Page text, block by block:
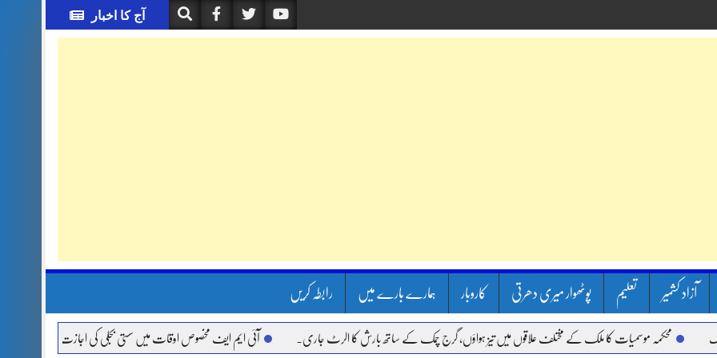
آج کا اخبار
آزاد کشمیر تعلیم پوٹھوار میری دھرتی کاروبار ہمارے بارے میں رابطہ کریں
محکمہ موسمیات کا ملک کے مختلف علاقوں میں تیز ہواؤں، گرج چمک کے ساتھ بارش کا الرٹ جاری. آئی ایم ایف مخصوص اوقات میں سستی بجلی کی اجازت نہیں دے رہا، وفاقی وزیر